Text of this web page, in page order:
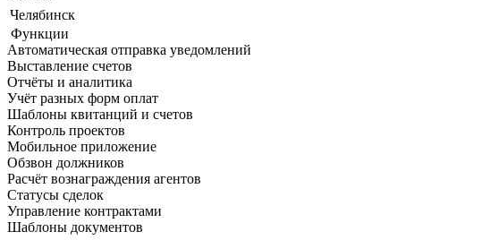
Челябинск
Функции
Автоматическая отправка уведомлений
Выставление счетов
Отчёты и аналитика
Учёт разных форм оплат
Шаблоны квитанций и счетов
Контроль проектов
Мобильное приложение
Обзвон должников
Расчёт вознаграждения агентов
Статусы сделок
Управление контрактами
Шаблоны документов